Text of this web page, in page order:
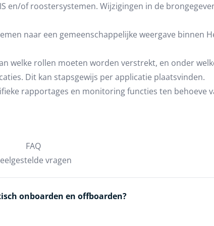
en/of roostersystemen. Wijzigingen in de
naar een gemeenschappelijke weergave binnen
welke rollen moeten worden verstrekt, en onder
Dit kan stapsgewijs per applicatie plaatsvinden.
rapportages en monitoring functies ten behoeve
FAQ
vragen
onboarden en offboarden?